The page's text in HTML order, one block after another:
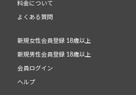
料金について
よくある質問
新規女性会員登録 18歳以上
新規男性会員登録 18歳以上
会員ログイン
ヘルプ